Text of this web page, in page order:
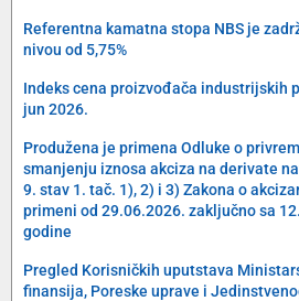
Referentna kamatna stopa NBS je
nivou od 5,75%
Indeks cena proizvođača industrijskih
jun 2026.
Produžena je primena Odluke o
smanjenju iznosa akciza na derivate
9. stav 1. tač. 1), 2) i 3) Zakona o
primeni od 29.06.2026. zaključno sa
godine
Pregled Korisničkih uputstava
finansija, Poreske uprave i